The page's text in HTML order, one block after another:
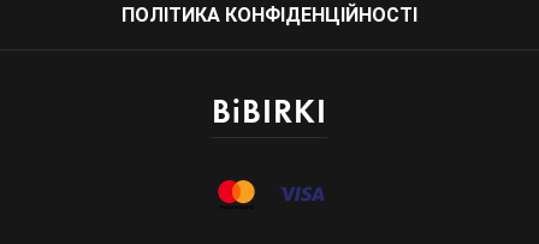
ПОЛІТИКА КОНФІДЕНЦІЙНОСТІ
BiBIRKI